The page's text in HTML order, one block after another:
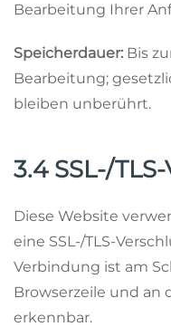
Bearbeitung Ihrer
Speicherdauer: Bis
Bearbeitung;
bleiben unberührt.
3.4 SSL-/
Diese Website
eine SSL-/TLS-
Verbindung ist am
Browserzeile und an
erkennbar.